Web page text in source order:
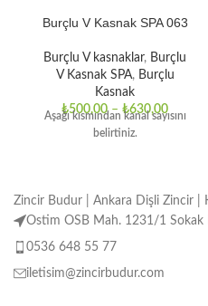
Burçlu V Kasnak SPA 063
Burçlu V kasnaklar, Burçlu
V Kasnak SPA, Burçlu
Kasnak
₺500,00 – ₺630,00
Aşağı kısmından kanal sayısını
belirtiniz.
Zincir Budur | Ankara Dişli Zincir |
Ostim OSB Mah. 1231/1 Sokak
0536 648 55 77
iletisim@zincirbudur.com